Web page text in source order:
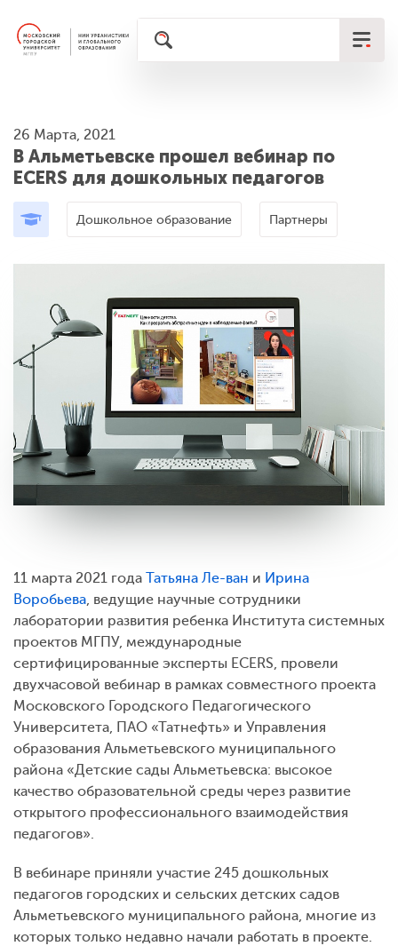
26 Марта, 2021
В Альметьевске прошел вебинар по
ECERS для дошкольных педагогов
Дошкольное образование Партнеры
11 марта 2021 года Татьяна Ле-ван и Ирина
Воробьева, ведущие научные сотрудники
лаборатории развития ребенка Института системных
проектов МГПУ, международные
сертифицированные эксперты ECERS, провели
двухчасовой вебинар в рамках совместного проекта
Московского Городского Педагогического
Университета, ПАО «Татнефть» и Управления
образования Альметьевского муниципального
района «Детские сады Альметьевска: высокое
качество образовательной среды через развитие
открытого профессионального взаимодействия
педагогов».
В вебинаре приняли участие 245 дошкольных
педагогов городских и сельских детских садов
Альметьевского муниципального района, многие из
которых только недавно начали работать в проекте.